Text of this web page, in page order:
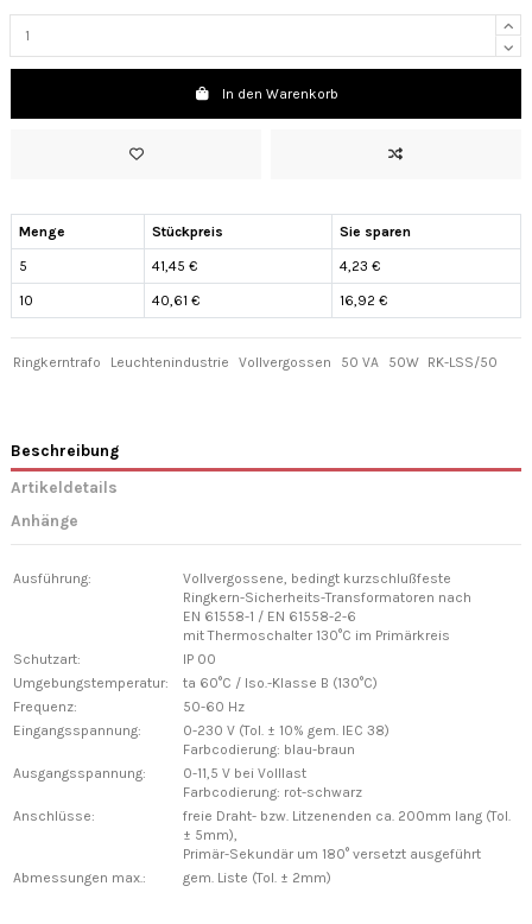
In den Warenkorb
Menge Stückpreis Sie sparen
5 41,45 € 4,23 €
10 40,61 € 16,92 €
Ringkerntrafo Leuchtenindustrie Vollvergossen 50 VA 50W RK-LSS/50
Beschreibung
Artikeldetails
Anhänge
Ausführung:
Vollvergossene, bedingt kurzschlußfeste
Ringkern-Sicherheits-Transformatoren nach
EN 61558-1 / EN 61558-2-6
mit Thermoschalter 130°C im Primärkreis
Schutzart:
IP 00
Umgebungstemperatur:
ta 60°C / Iso.-Klasse B (130°C)
Frequenz:
50-60 Hz
Eingangsspannung:
0-230 V (Tol. ± 10% gem. IEC 38)
Farbcodierung: blau-braun
Ausgangsspannung:
0-11,5 V bei Volllast
Farbcodierung: rot-schwarz
Anschlüsse:
freie Draht- bzw. Litzenenden ca. 200mm lang (Tol.
± 5mm),
Primär-Sekundär um 180° versetzt ausgeführt
Abmessungen max.:
gem. Liste (Tol. ± 2mm)